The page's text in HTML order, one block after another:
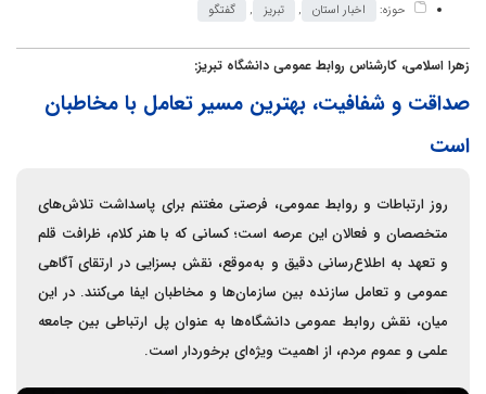
حوزه:
اخبار استان , تبریز , گفتگو
زهرا اسلامی، کارشناس روابط عمومی دانشگاه تبریز:
صداقت و شفافیت، بهترین مسیر تعامل با مخاطبان
است
روز ارتباطات و روابط عمومی، فرصتی مغتنم برای پاسداشت تلاش‌های
متخصصان و فعالان این عرصه است؛ کسانی که با هنر کلام، ظرافت قلم
و تعهد به اطلاع‌رسانی دقیق و به‌موقع، نقش بسزایی در ارتقای آگاهی
عمومی و تعامل سازنده بین سازمان‌ها و مخاطبان ایفا می‌کنند. در این
میان، نقش روابط عمومی دانشگاه‌ها به عنوان پل ارتباطی بین جامعه
علمی و عموم مردم، از اهمیت ویژه‌ای برخوردار است.